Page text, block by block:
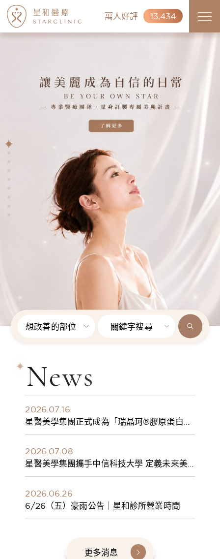
萬人好評 13,434
想改善的部位 關鍵字搜尋
News
2026.07.16
星醫美學集團正式成為「瑞晶珂®膠原蛋白植
入劑」台灣獨家總代理
2026.07.08
星醫美學集團攜手中信科技大學 定義未來美
學人才新標準 建構健康美學產學共育模式 串
2026.06.26
6/26（五）豪雨公告｜星和診所營業時間
更多消息